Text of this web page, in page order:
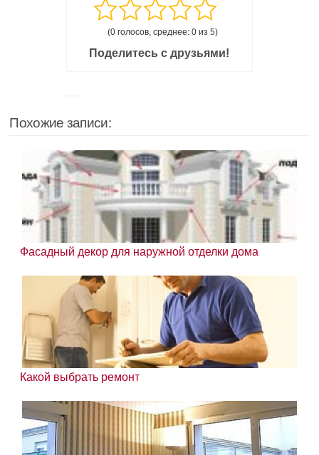
(0 голосов, среднее: 0 из 5)
Поделитесь с друзьями!
Похожие записи:
Фасадный декор для наружной отделки дома
Какой выбрать ремонт